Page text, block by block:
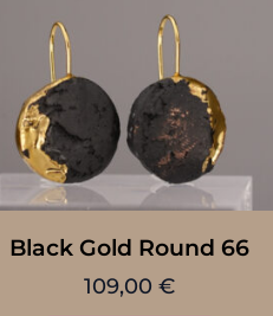
Black Gold Round 66
109,00 €